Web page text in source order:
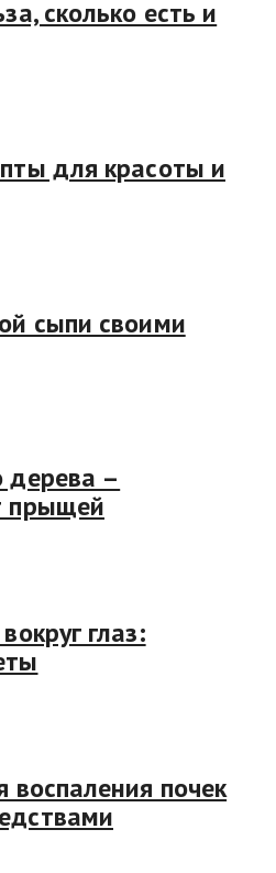
сколько есть и
для красоты и
сыпи своими
дерева –
прыщей
глаз:
воспаления почек